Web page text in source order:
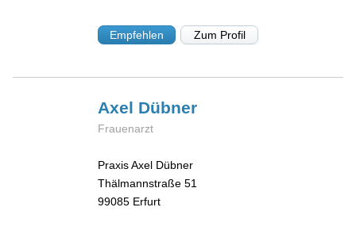
Empfehlen Zum Profil
Axel Dübner
Frauenarzt
Praxis Axel Dübner
Thälmannstraße 51
99085 Erfurt